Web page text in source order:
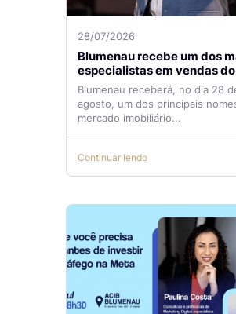
28/07/2026
Blumenau recebe um dos
especialistas em vendas do
mercado imobiliário
Blumenau receberá, no dia 28
agosto, um dos principais
mercado imobiliário...
Continuar lendo